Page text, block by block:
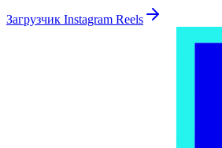
Загрузчик Instagram Reels